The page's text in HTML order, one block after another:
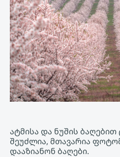
ატმისა და ნუშის
შეუძლია, მთავარია
დააზიანონ ბაღები.